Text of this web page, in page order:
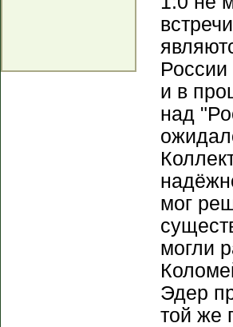
России
и в
над
мог
могли
Эдер
той же